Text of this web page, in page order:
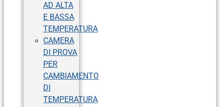
AD ALTA
E BASSA
TEMPERATURA
CAMERA
DI PROVA
PER
CAMBIAMENTO
DI
TEMPERATURA